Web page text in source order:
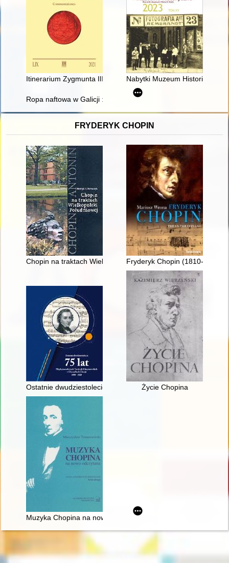
Itinerarium Zygmunta III 1587-1632 - recenzja]
Nabytki Muzeum Historii Kielc
Ropa naftowa w Galicji : złoto i błoto? = Oil in Galicia : gold
FRYDERYK CHOPIN
Chopin na traktach Wielkopolski południowejFryderyk Chopin (1810-1849).
Ostatnie dwudziestolecie : 75 lat Międzynarodowych
Życie Chopina
Muzyka Chopina na nowo odczytana